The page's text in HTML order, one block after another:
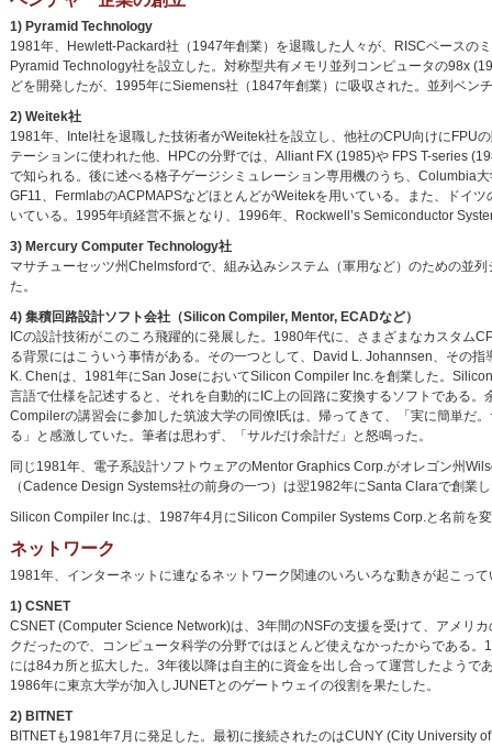
1) Pyramid Technology
1981年、Hewlett-Packard社（1947年創業）を退職した人々が、RISCベースの
Pyramid Technology社を設立した。対称型共有メモリ並列コンピュータの98x
どを開発したが、1995年にSiemens社（1847年創業）に吸収された。並列ベン
2) Weitek社
1981年、Intel社を退職した技術者がWeitek社を設立し、他社のCPU向けにFPU
テーションに使われた他、HPCの分野では、Alliant FX (1985)や FPS T-series
で知られる。後に述べる格子ゲージシミュレーション専用機のうち、Columbia
GF11、FermlabのACPMAPSなどほとんどがWeitekを用いている。また、ドイ
いている。1995年頃経営不振となり、1996年、Rockwell’s Semiconductor
3) Mercury Computer Technology社
マサチューセッツ州Chelmsfordで、組み込みシステム（軍用など）のための並
た。
4) 集積回路設計ソフト会社（Silicon Compiler, Mentor, ECADなど）
ICの設計技術がこのころ飛躍的に発展した。1980年代に、さまざまなカスタム
る背景にはこういう事情がある。その一つとして、David L. Johannsen、その
K. Chenは、1981年にSan JoseにおいてSilicon Compiler Inc.を創業した。
言語で仕様を記述すると、それを自動的にIC上の回路に変換するソフトである。
Compilerの講習会に参加した筑波大学の同僚I氏は、帰ってきて、「実に簡単だ
る」と感激していた。筆者は思わず、「サルだけ余計だ」と怒鳴った。
同じ1981年、電子系設計ソフトウェアのMentor Graphics Corp.がオレゴン州
（Cadence Design Systems社の前身の一つ）は翌1982年にSanta Claraで創業
Silicon Compiler Inc.は、1987年4月にSilicon Compiler Systems Corp.と名前を
ネットワーク
1981年、インターネットに連なるネットワーク関連のいろいろな動きが起こって
1) CSNET
CSNET (Computer Science Network)は、3年間のNSFの支援を受けて、アメリ
クだったので、コンピュータ科学の分野ではほとんど使えなかったからである
には84カ所と拡大した。3年後以降は自主的に資金を出し合って運営したよう
1986年に東京大学が加入しJUNETとのゲートウェイの役割を果たした。
2) BITNET
BITNETも1981年7月に発足した。最初に接続されたのはCUNY (City University